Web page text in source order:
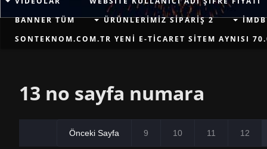
BANNER TÜM
ÜRÜNLERIMIZ SIPARIŞ 2
SONTEKNOM.COM.TR YENI E-TICARET SITEM AYNISI
13 no sayfa numara
Önceki Sayfa 9 10 11 12